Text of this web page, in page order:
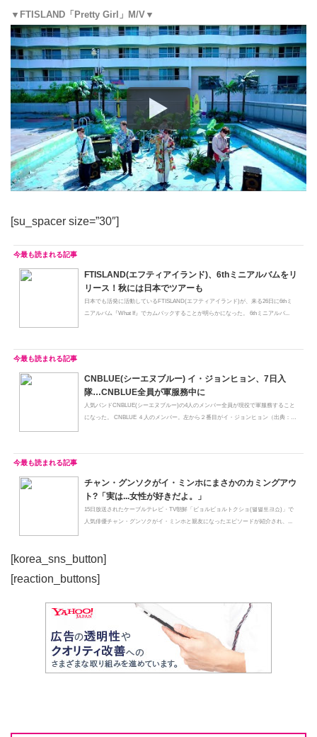
▼FTISLAND「Pretty Girl」M/V▼
[su_spacer size=”30″]
FTISLAND(エフティアイランド)、6thミニアルバムをリ
リース！秋には日本でツアーも
日本でも活発に活動しているFTISLAND(エフティアイランド)が、来る26日に6thミ
ニアルバム『What If』でカムバックすることが明らかになった。 6thミニアルバ...
CNBLUE(シーエヌブルー) イ・ジョンヒョン、7日入
隊…CNBLUE全員が軍服務中に
人気バンドCNBLUE(シーエヌブルー)の4人のメンバー全員が現役で軍服務すること
になった。 CNBLUE ４人のメンバー。左から２番目がイ・ジョンヒョン（出典：I
チャン・グンソクがイ・ミンホにまさかのカミングアウ
ト?「実は...女性が好きだよ。」
15日放送されたケーブルテレビ・TV朝鮮「ビョルビョルトクショ(별별토크쇼)」で
人気俳優チャン・グンソクがイ・ミンホと親友になったエピソードが紹介され、...
[korea_sns_button]
[reaction_buttons]